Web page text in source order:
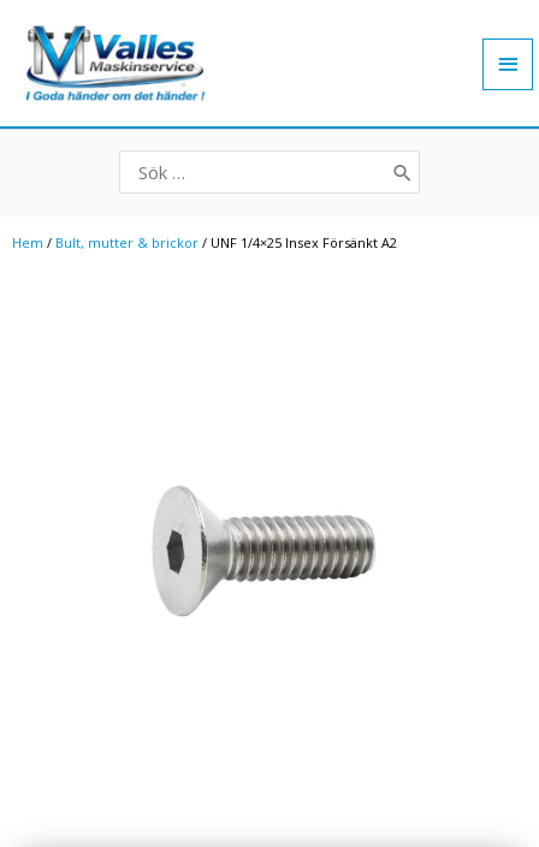
innehåll
Search
for:
Hem / Bult, mutter & brickor / UNF 1/4×25 Insex Försänkt A2